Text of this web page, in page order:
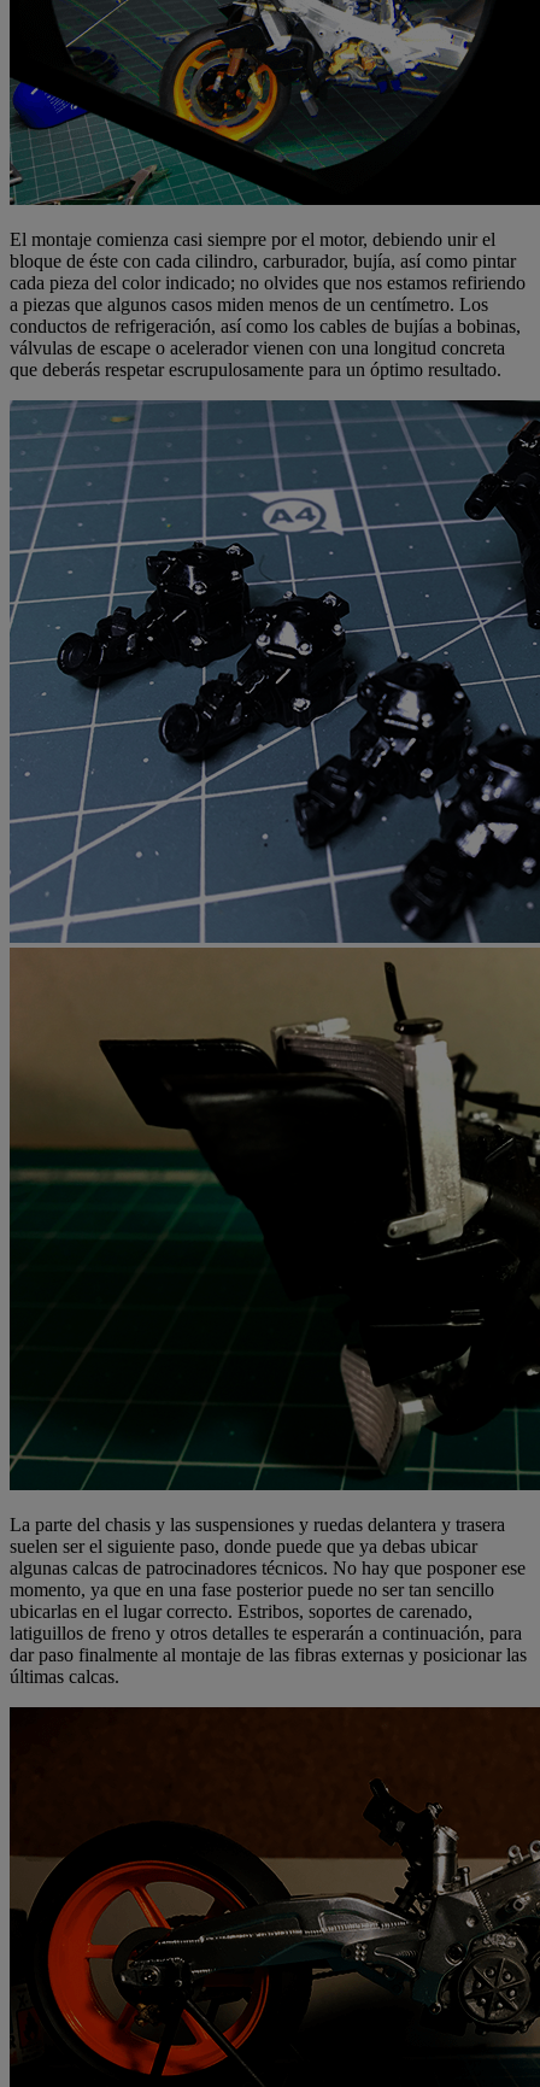
El montaje comienza casi siempre por el motor, debiendo unir el
bloque de éste con cada cilindro, carburador, bujía, así como pintar
cada pieza del color indicado; no olvides que nos estamos refiriendo
a piezas que algunos casos miden menos de un centímetro. Los
conductos de refrigeración, así como los cables de bujías a bobinas,
válvulas de escape o acelerador vienen con una longitud concreta
que deberás respetar escrupulosamente para un óptimo resultado.
La parte del chasis y las suspensiones y ruedas delantera y trasera
suelen ser el siguiente paso, donde puede que ya debas ubicar
algunas calcas de patrocinadores técnicos. No hay que posponer ese
momento, ya que en una fase posterior puede no ser tan sencillo
ubicarlas en el lugar correcto. Estribos, soportes de carenado,
latiguillos de freno y otros detalles te esperarán a continuación, para
dar paso finalmente al montaje de las fibras externas y posicionar las
últimas calcas.